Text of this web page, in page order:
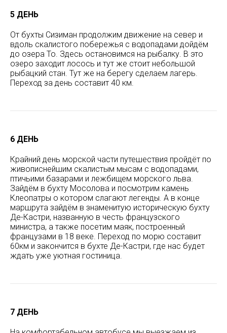
5 ДЕНЬ
От бухты Сизиман продолжим движение на север и
вдоль скалистого побережья с водопадами дойдём
до озера То. Здесь остановимся на рыбалку. В это
озеро заходит лосось и тут же стоит небольшой
рыбацкий стан. Тут же на берегу сделаем лагерь.
Переход за день составит 40 км.
6 ДЕНЬ
Крайний день морской части путешествия пройдёт по
живописнейшим скалистым мысам с водопадами,
птичьими базарами и лежбищем морского льва.
Зайдём в бухту Мосолова и посмотрим камень
Клеопатры о котором слагают легенды. А в конце
маршрута зайдём в знаменитую историческую бухту
Де-Кастри, названную в честь французского
министра, а также посетим маяк, построенный
французами в 18 веке. Переход по морю составит
60км и закончится в бухте Де-Кастри, где нас будет
ждать уже уютная гостиница.
7 ДЕНЬ